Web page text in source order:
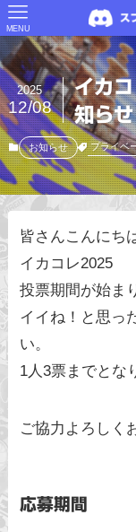
MENU
イカ
知らせ
2025
12/08
お知らせ プライベ
皆さんこんにち
イカコレ2025
投票期間が始ま
イイね！と思っ
い。
1人3票までとな
ご協力よろしく
応募期間